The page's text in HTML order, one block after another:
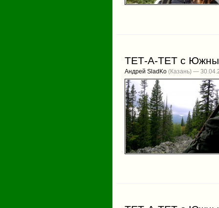
ТЕТ-А-ТЕТ с
Андрей SladKo (Казань) —